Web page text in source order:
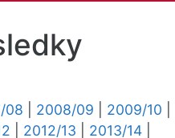
08 2008/09 2009/10
2012/13 2013/14